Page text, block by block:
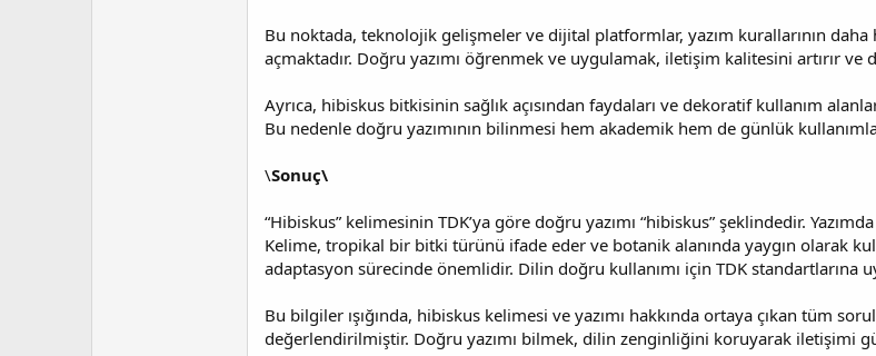
Bu noktada, teknolojik gelişmeler ve dijital platformlar, yazım kurallarının daha
açmaktadır. Doğru yazımı öğrenmek ve uygulamak, iletişim kalitesini artırır
Ayrıca, hibiskus bitkisinin sağlık açısından faydaları ve dekoratif kullanım
Bu nedenle doğru yazımının bilinmesi hem akademik hem de günlük
\Sonuç\
“Hibiskus” kelimesinin TDK’ya göre doğru yazımı “hibiskus” şeklindedir.
Kelime, tropikal bir bitki türünü ifade eder ve botanik alanında yaygın olarak
adaptasyon sürecinde önemlidir. Dilin doğru kullanımı için TDK standartlarına
Bu bilgiler ışığında, hibiskus kelimesi ve yazımı hakkında ortaya çıkan tüm
değerlendirilmiştir. Doğru yazımı bilmek, dilin zenginliğini koruyarak iletişimi